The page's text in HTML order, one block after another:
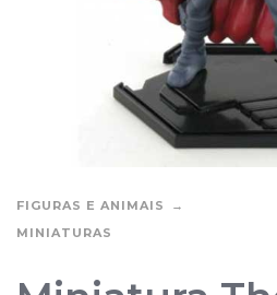
FIGURAS E ANIMAIS
MINIATURAS